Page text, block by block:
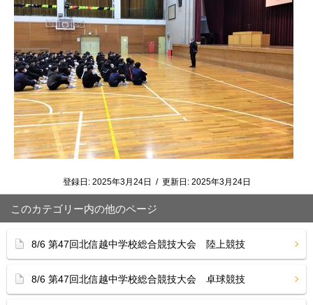
登録日: 2025年3月24日 / 更新日: 2025年3月24日
このカテゴリー内の他のページ
8/6 第47回北信越中学校総合競技大会 陸上競技
8/6 第47回北信越中学校総合競技大会 卓球競技